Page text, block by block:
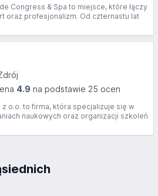
Congress & Spa to miejsce, które łączy
oraz profesjonalizm. Od czternastu lat
4.9 na podstawie 25 ocen
z o.o. to firma, która specjalizuje się w
naukowych oraz organizacji szkoleń